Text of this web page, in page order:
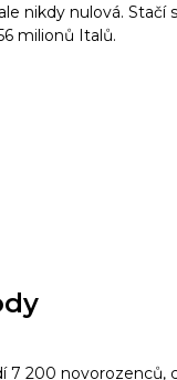
nikdy nulová.
milionů Italů.
7 200